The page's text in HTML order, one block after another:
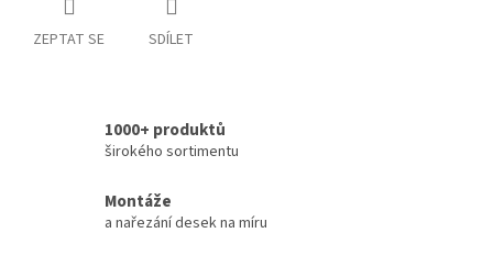
ZEPTAT SE SDÍLET
1000+ produktů
širokého sortimentu
Montáže
a nařezání desek na míru